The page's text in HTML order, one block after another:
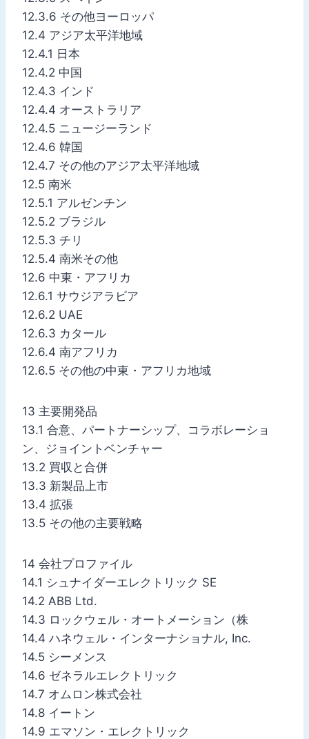
12.3.6 その他ヨーロッパ
12.4 アジア太平洋地域
12.4.1 日本
12.4.2 中国
12.4.3 インド
12.4.4 オーストラリア
12.4.5 ニュージーランド
12.4.6 韓国
12.4.7 その他のアジア太平洋地域
12.5 南米
12.5.1 アルゼンチン
12.5.2 ブラジル
12.5.3 チリ
12.5.4 南米その他
12.6 中東・アフリカ
12.6.1 サウジアラビア
12.6.2 UAE
12.6.3 カタール
12.6.4 南アフリカ
12.6.5 その他の中東・アフリカ地域
13 主要開発品
13.1 合意、パートナーシップ、コラボレーショ
ン、ジョイントベンチャー
13.2 買収と合併
13.3 新製品上市
13.4 拡張
13.5 その他の主要戦略
14 会社プロファイル
14.1 シュナイダーエレクトリック SE
14.2 ABB Ltd.
14.3 ロックウェル・オートメーション（株
14.4 ハネウェル・インターナショナル, Inc.
14.5 シーメンス
14.6 ゼネラルエレクトリック
14.7 オムロン株式会社
14.8 イートン
14.9 エマソン・エレクトリック